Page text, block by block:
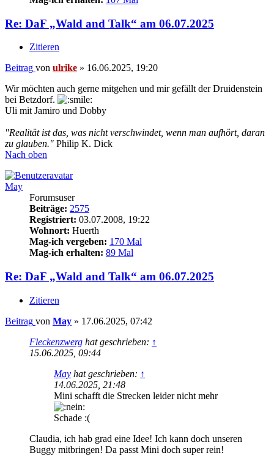
Re: DaF „Wald and Talk“ am 06.07.2025
Zitieren
Beitrag von ulrike » 16.06.2025, 19:20
Wir möchten auch gerne mitgehen und mir gefällt der Druidenstein
bei Betzdorf.
Uli mit Jamiro und Dobby
"Realität ist das, was nicht verschwindet, wenn man aufhört, daran
zu glauben." Philip K. Dick
Nach oben
May
Forumsuser
Beiträge: 2575
Registriert: 03.07.2008, 19:22
Wohnort: Huerth
Mag-ich vergeben: 170 Mal
Mag-ich erhalten: 89 Mal
Re: DaF „Wald and Talk“ am 06.07.2025
Zitieren
Beitrag von May » 17.06.2025, 07:42
Fleckenzwerg hat geschrieben: ↑
15.06.2025, 09:44
May hat geschrieben: ↑
14.06.2025, 21:48
Mini schafft die Strecken leider nicht mehr
Schade :(
Claudia, ich hab grad eine Idee! Ich kann doch unseren
Buggy mitbringen! Da passt Mini doch super rein!